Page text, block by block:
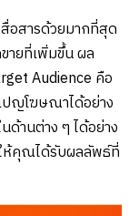
อสารด้วยมากที่สุด
ายที่เพิ่มขึ้น ผล
Audience คือ
ญโฆษณาได้อย่าง
ด้านต่าง ๆ ได้อย่าง
ห้คุณได้รับผลลัพธ์ที่